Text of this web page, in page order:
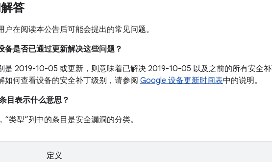
答
户在阅读本公告后可能会提出的常见问题。
备是否已通过更新解决这些问题？
是 2019-10-05 或更新，则意味着已解决 2019-10-05 以及之前的所有安全
如何查看设备的安全补丁级别，请参阅 Google 设备更新时间表中的说明。
目表示什么意思？
“类型”列中的条目是安全漏洞的分类。
定义